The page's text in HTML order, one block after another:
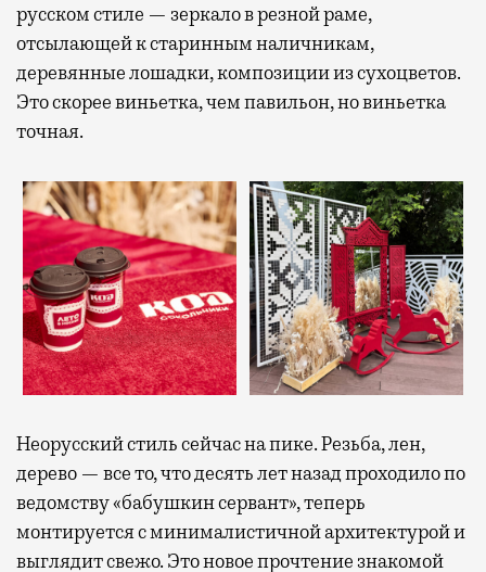
русском стиле — зеркало в резной раме,
отсылающей к старинным наличникам,
деревянные лошадки, композиции из сухоцветов.
Это скорее виньетка, чем павильон, но виньетка
точная.
Неорусский стиль сейчас на пике. Резьба, лен,
дерево — все то, что десять лет назад проходило по
ведомству «бабушкин сервант», теперь
монтируется с минималистичной архитектурой и
выглядит свежо. Это новое прочтение знакомой